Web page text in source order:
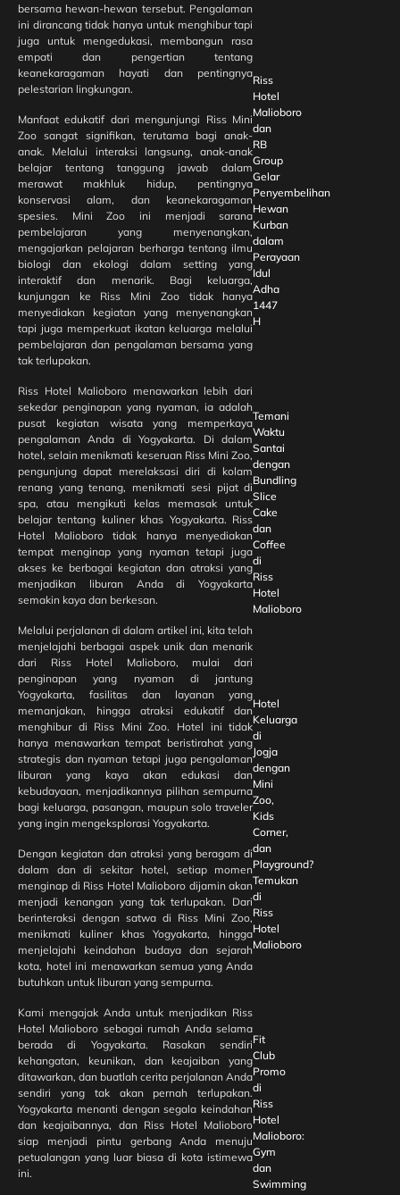
bersama hewan-hewan tersebut. Pengalaman
ini dirancang tidak hanya untuk menghibur tapi
juga untuk mengedukasi, membangun rasa
empati dan pengertian tentang
keanekaragaman hayati dan pentingnya
pelestarian lingkungan.
Manfaat edukatif dari mengunjungi Riss Mini
Zoo sangat signifikan, terutama bagi anak-
anak. Melalui interaksi langsung, anak-anak
belajar tentang tanggung jawab dalam
merawat makhluk hidup, pentingnya
konservasi alam, dan keanekaragaman
spesies. Mini Zoo ini menjadi sarana
pembelajaran yang menyenangkan,
mengajarkan pelajaran berharga tentang ilmu
biologi dan ekologi dalam setting yang
interaktif dan menarik. Bagi keluarga,
kunjungan ke Riss Mini Zoo tidak hanya
menyediakan kegiatan yang menyenangkan
tapi juga memperkuat ikatan keluarga melalui
pembelajaran dan pengalaman bersama yang
tak terlupakan.
Riss Hotel Malioboro menawarkan lebih dari
sekedar penginapan yang nyaman, ia adalah
pusat kegiatan wisata yang memperkaya
pengalaman Anda di Yogyakarta. Di dalam
hotel, selain menikmati keseruan Riss Mini Zoo,
pengunjung dapat merelaksasi diri di kolam
renang yang tenang, menikmati sesi pijat di
spa, atau mengikuti kelas memasak untuk
belajar tentang kuliner khas Yogyakarta. Riss
Hotel Malioboro tidak hanya menyediakan
tempat menginap yang nyaman tetapi juga
akses ke berbagai kegiatan dan atraksi yang
menjadikan liburan Anda di Yogyakarta
semakin kaya dan berkesan.
Melalui perjalanan di dalam artikel ini, kita telah
menjelajahi berbagai aspek unik dan menarik
dari Riss Hotel Malioboro, mulai dari
penginapan yang nyaman di jantung
Yogyakarta, fasilitas dan layanan yang
memanjakan, hingga atraksi edukatif dan
menghibur di Riss Mini Zoo. Hotel ini tidak
hanya menawarkan tempat beristirahat yang
strategis dan nyaman tetapi juga pengalaman
liburan yang kaya akan edukasi dan
kebudayaan, menjadikannya pilihan sempurna
bagi keluarga, pasangan, maupun solo traveler
yang ingin mengeksplorasi Yogyakarta.
Dengan kegiatan dan atraksi yang beragam di
dalam dan di sekitar hotel, setiap momen
menginap di Riss Hotel Malioboro dijamin akan
menjadi kenangan yang tak terlupakan. Dari
berinteraksi dengan satwa di Riss Mini Zoo,
menikmati kuliner khas Yogyakarta, hingga
menjelajahi keindahan budaya dan sejarah
kota, hotel ini menawarkan semua yang Anda
butuhkan untuk liburan yang sempurna.
Kami mengajak Anda untuk menjadikan Riss
Hotel Malioboro sebagai rumah Anda selama
berada di Yogyakarta. Rasakan sendiri
kehangatan, keunikan, dan keajaiban yang
ditawarkan, dan buatlah cerita perjalanan Anda
sendiri yang tak akan pernah terlupakan.
Yogyakarta menanti dengan segala keindahan
dan keajaibannya, dan Riss Hotel Malioboro
siap menjadi pintu gerbang Anda menuju
petualangan yang luar biasa di kota istimewa
ini.
Riss
Hotel
Malioboro
dan
RB
Group
Gelar
Penyembelihan
Hewan
Kurban
dalam
Perayaan
Idul
Adha
1447
H
Temani
Waktu
Santai
dengan
Bundling
Slice
Cake
dan
Coffee
di
Riss
Hotel
Malioboro
Hotel
Keluarga
di
Jogja
dengan
Mini
Zoo,
Kids
Corner,
dan
Playground?
Temukan
di
Riss
Hotel
Malioboro
Fit
Club
Promo
di
Riss
Hotel
Malioboro:
Gym
dan
Swimming